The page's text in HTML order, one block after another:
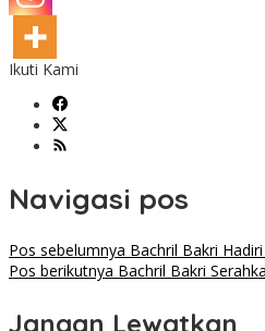
Ikuti Kami
Navigasi pos
Pos sebelumnya Bachril Bakri
Pos berikutnya Bachril Bakri
Jangan Lewatkan